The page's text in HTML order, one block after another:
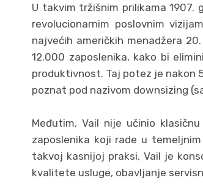
U takvim tržišnim prilikama 1907.
revolucionarnim poslovnim
najvećih američkih menadžera
12.000 zaposlenika, kako bi
produktivnost. Taj potez je nakon
poznat pod nazivom downsizing
Međutim, Vail nije učinio
zaposlenika koji rade u
takvoj kasnijoj praksi, Vail je
kvalitete usluge, obavljanje